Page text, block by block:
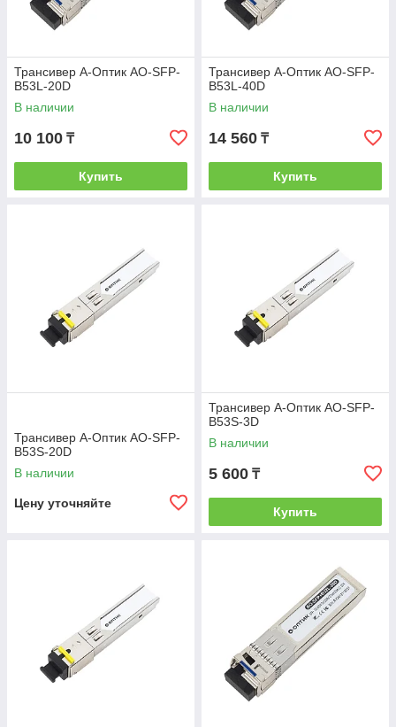
Трансивер А-Оптик AO-SFP-
B53L-20D
В наличии
10 100 ₸
Купить
Трансивер А-Оптик AO-SFP-
B53L-40D
В наличии
14 560 ₸
Купить
Трансивер А-Оптик AO-SFP-
B53S-20D
В наличии
Цену уточняйте
Трансивер А-Оптик AO-SFP-
B53S-3D
В наличии
5 600 ₸
Купить